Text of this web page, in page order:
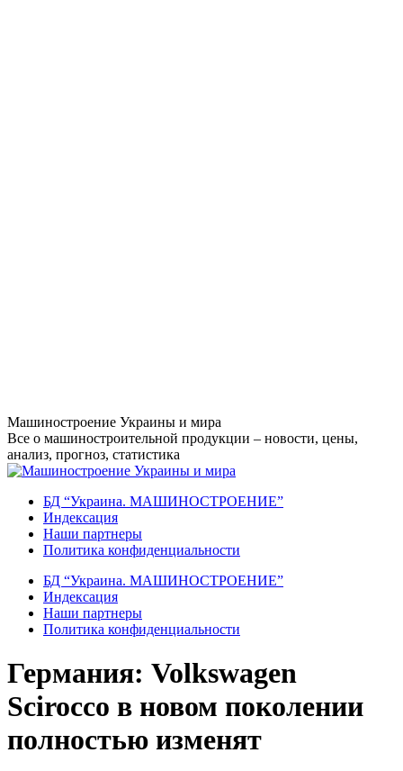
Перейти
к
содержанию
Машиностроение Украины и мира
Все о машиностроительной продукции – новости, цены,
анализ, прогноз, статистика
БД “Украина. МАШИНОСТРОЕНИЕ”
Индекcация
Наши партнеры
Политика конфиденциальности
БД “Украина. МАШИНОСТРОЕНИЕ”
Индекcация
Наши партнеры
Политика конфиденциальности
Германия: Volkswagen
Scirocco в новом поколении
полностью изменят